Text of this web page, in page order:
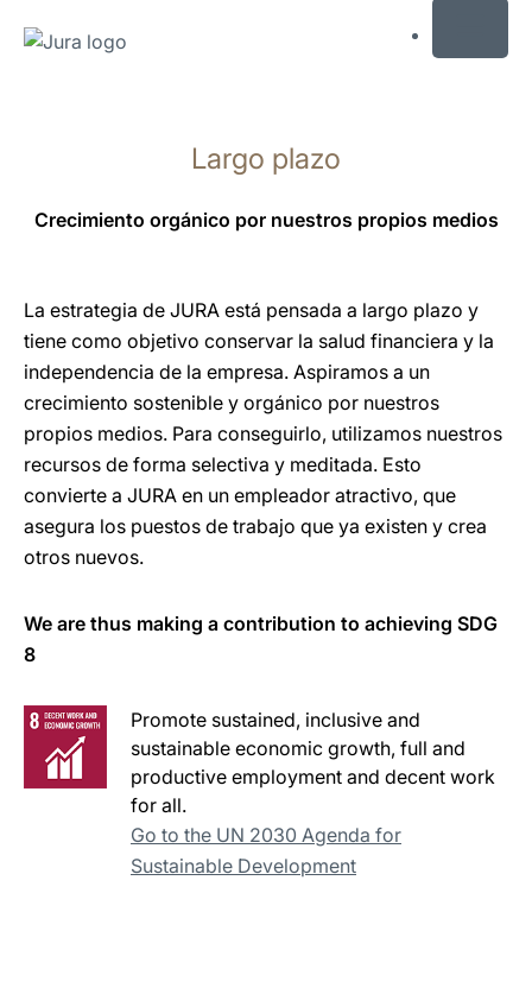
Saltar
búsqueda
Largo plazo
Crecimiento orgánico por nuestros propios medios
La estrategia de JURA está pensada a largo plazo y
tiene como objetivo conservar la salud financiera y la
independencia de la empresa. Aspiramos a un
crecimiento sostenible y orgánico por nuestros
propios medios. Para conseguirlo, utilizamos nuestros
recursos de forma selectiva y meditada. Esto
convierte a JURA en un empleador atractivo, que
asegura los puestos de trabajo que ya existen y crea
otros nuevos.
We are thus making a contribution to achieving SDG
8
Promote sustained, inclusive and
sustainable economic growth, full and
productive employment and decent work
for all.
Go to the UN 2030 Agenda for
Sustainable Development